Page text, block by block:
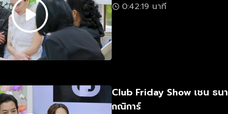
0:42:19 นาที
Club Friday Show เชน ธน
กณิการ์